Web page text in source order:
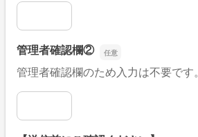
管理者確認欄①
管理者確認欄②
管理者確認欄のため入力は不要です。
管理者確認欄②